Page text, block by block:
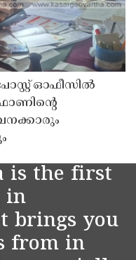
ഓഫീസിൽ
is the first
in
brings you
from in